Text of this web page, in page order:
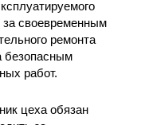
своевременным
ремонта
безопасным
работ.
цеха обязан